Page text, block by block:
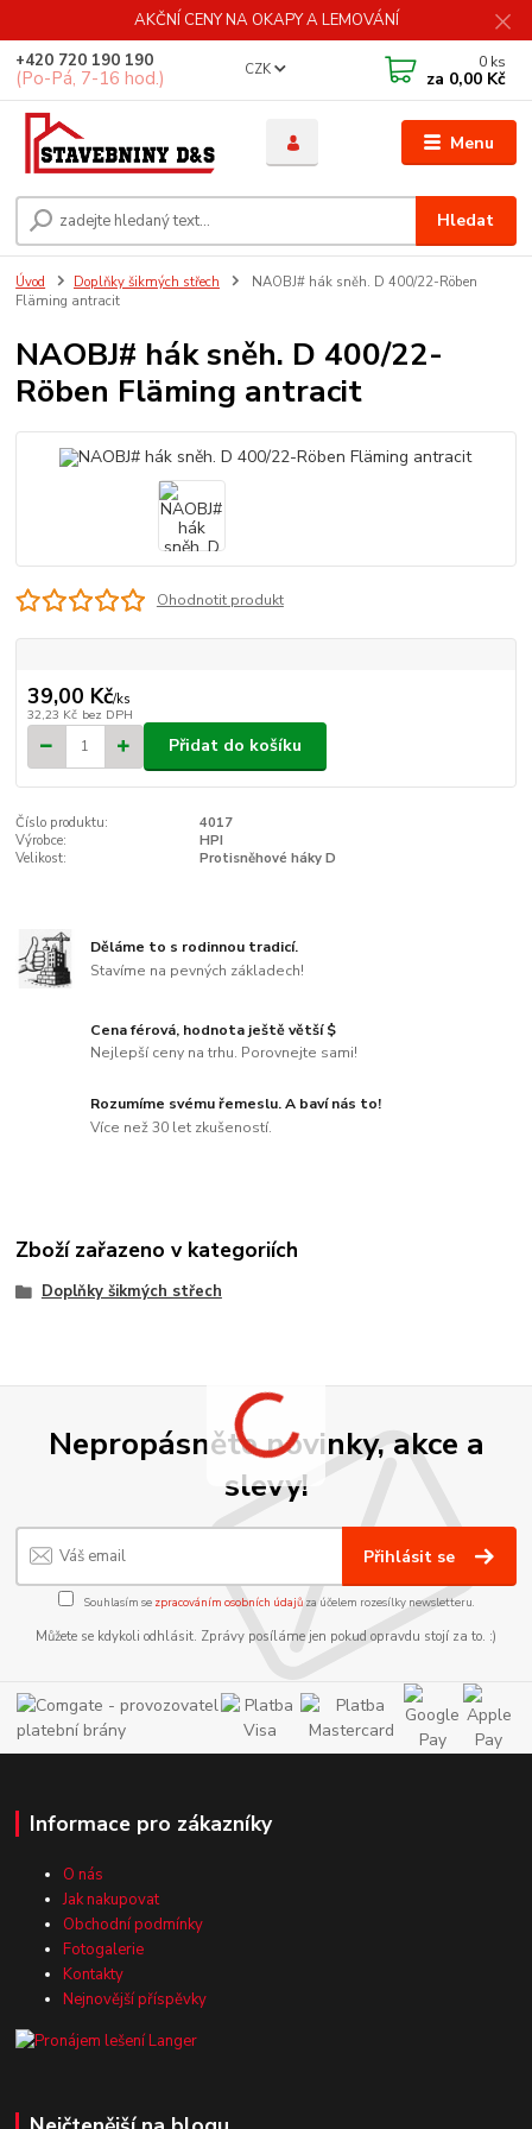
AKČNÍ CENY NA OKAPY A LEMOVÁNÍ
Menu
CZK
Hledat
+420 720 190 190
(Po-Pá, 7-16 hod.)
0 ks
za 0,00 Kč
Úvod Doplňky šikmých střech
NAOBJ# hák sněh. D 400/22-Röben
Fläming antracit
NAOBJ# hák sněh. D 400/22-
Röben Fläming antracit
Ohodnotit produkt
39,00 Kč/ks
32,23 Kč bez DPH
Přidat do košíku
Číslo produktu:
4017
Výrobce:
HPI
Velikost:
Protisněhové háky D
Děláme to s rodinnou tradicí.
Stavíme na pevných základech!
Cena férová, hodnota ještě větší $
Nejlepší ceny na trhu. Porovnejte sami!
Rozumíme svému řemeslu. A baví nás to!
Více než 30 let zkušeností.
Zboží zařazeno v kategoriích
Doplňky šikmých střech
Nepropásněte novinky, akce a
slevy!
Přihlásit se
Souhlasím se zpracováním osobních údajůza účelem rozesílky newsletteru.
Můžete se kdykoli odhlásit. Zprávy posíláme jen pokud opravdu stojí za to. :)
Informace pro zákazníky
O nás
Jak nakupovat
Obchodní podmínky
Fotogalerie
Kontakty
Nejnovější příspěvky